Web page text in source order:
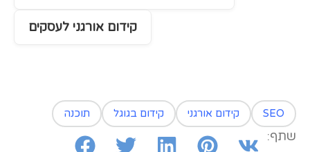
קידום אורגני לעסקים
SEO קידום אורגני קידום בגוגל תוכנה
שתף: